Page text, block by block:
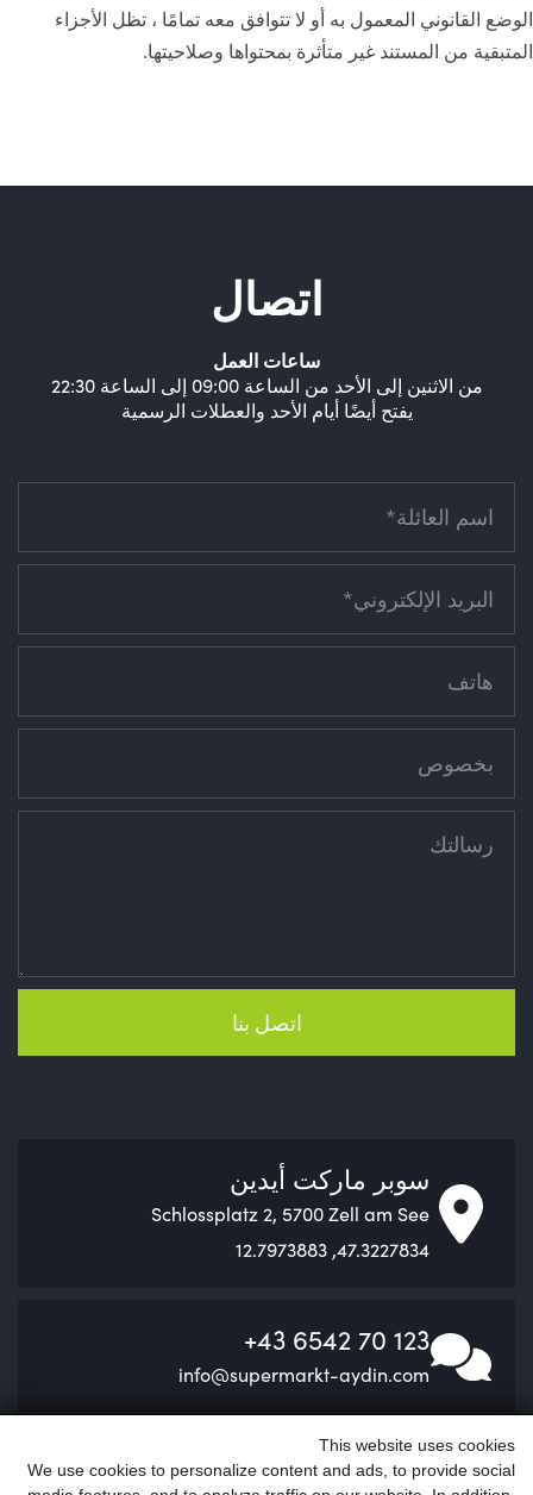
This website uses cookies
We use cookies to personalize content and ads, to provide social
الوضع القانوني المعمول به أو لا تتوافق معه تمامًا ، تظل الأجزاء
المتبقية من المستند غير متأثرة بمحتواها وصلاحيتها.
اتصال
ساعات العمل
من الاثنين إلى الأحد من الساعة 09:00 إلى الساعة 22:30
يفتح أيضًا أيام الأحد والعطلات الرسمية
اتصل بنا
سوبر ماركت أيدين
Schlossplatz 2, 5700 Zell am See
47.3227834, 12.7973883
+43 6542 70 123
info@supermarkt-aydin.com